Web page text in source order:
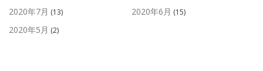
2020年7月 (13) 2020年6月 (15)
2020年5月 (2)